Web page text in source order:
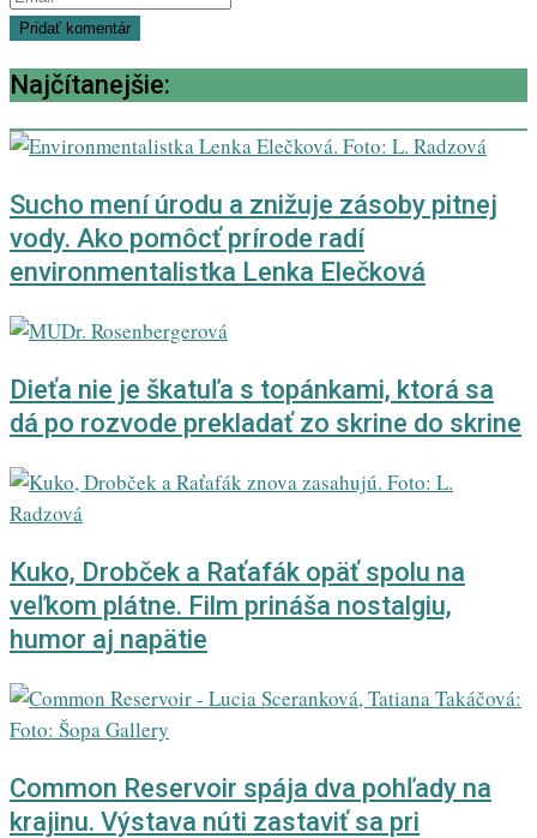
Najčítanejšie:
Sucho mení úrodu a znižuje zásoby pitnej
vody. Ako pomôcť prírode radí
environmentalistka Lenka Elečková
Dieťa nie je škatuľa s topánkami, ktorá sa
dá po rozvode prekladať zo skrine do skrine
Kuko, Drobček a Raťafák opäť spolu na
veľkom plátne. Film prináša nostalgiu,
humor aj napätie
Common Reservoir spája dva pohľady na
krajinu. Výstava núti zastaviť sa pri